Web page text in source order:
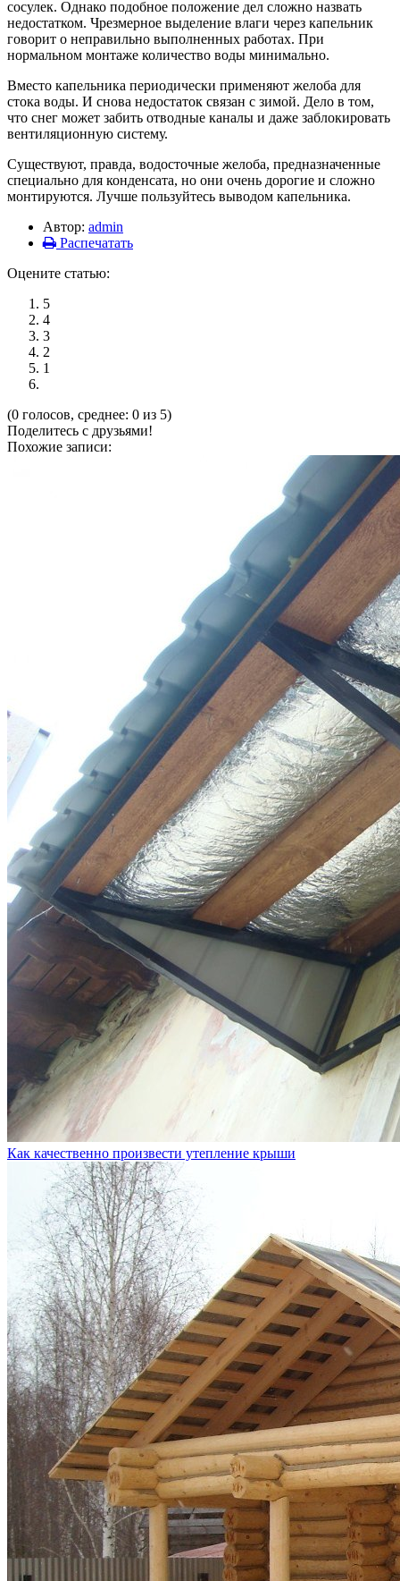
сосулек. Однако подобное положение дел сложно назвать
недостатком. Чрезмерное выделение влаги через капельник
говорит о неправильно выполненных работах. При
нормальном монтаже количество воды минимально.
Вместо капельника периодически применяют желоба для
стока воды. И снова недостаток связан с зимой. Дело в том,
что снег может забить отводные каналы и даже заблокировать
вентиляционную систему.
Существуют, правда, водосточные желоба, предназначенные
специально для конденсата, но они очень дорогие и сложно
монтируются. Лучше пользуйтесь выводом капельника.
Автор: admin
Распечатать
Оцените статью:
5
4
3
2
1
(0 голосов, среднее: 0 из 5)
Поделитесь с друзьями!
Похожие записи:
Как качественно произвести утепление крыши